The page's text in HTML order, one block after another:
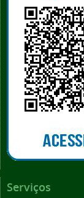
Serviços